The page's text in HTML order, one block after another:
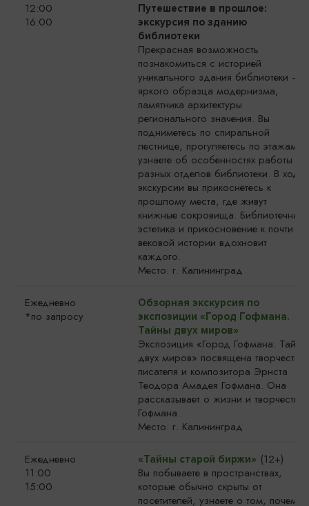
12:00
16:00
Путешествие в прошлое:
экскурсия по зданию
библиотеки
Прекрасная возможность
познакомиться с историей
уникального здания библиотеки –
яркого образца модернизма,
памятника архитектуры
регионального значения. Вы
подниметесь по спиральной
лестнице, прогуляетесь по этажам и
узнаете об особенностях работы
разных отделов библиотеки. В ходе
экскурсии вы прикоснётесь к
прошлому места, где живут
книжные сокровища. Библиотечная
эстетика и прикосновение к почти
вековой истории вдохновит
каждого.
Место: г. Калининград
Ежедневно
*по запросу
Обзорная экскурсия по
экспозиции «Город Гофмана.
Тайны двух миров»
Экспозиция «Город Гофмана. Тайны
двух миров» посвящена творчеству
писателя и композитора Эрнста
Теодора Амадея Гофмана. Она
рассказывает о жизни и творчестве
Гофмана.
Место: г. Калининград
Ежедневно
11:00
15:00
«Тайны старой биржи» (12+)
Вы побываете в пространствах,
которые обычно скрыты от
посетителей, узнаете о том, почему